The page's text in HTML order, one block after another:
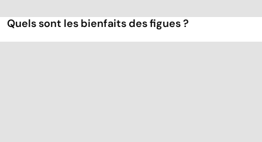
Quels sont les bienfaits des figues ?